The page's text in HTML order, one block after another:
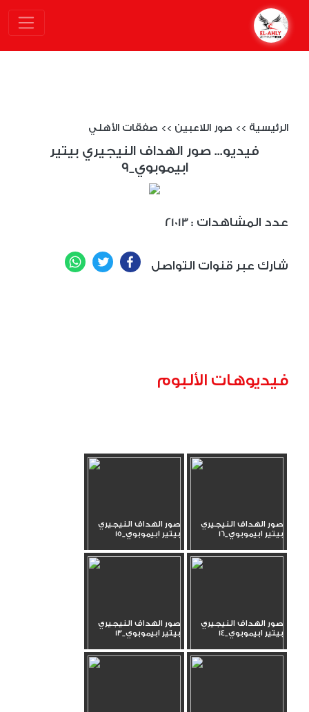
الرئيسية >> صور اللاعبين >> صفقات الأهلي
فيديو... صور الهداف النيجيري بيتير
ابيموبوي_9
21013 : عدد المشاهدات
شارك عبر قنوات التواصل Facebook
Twitter
فيديوهات الألبوم
صور الهداف النيجيري
بيتير ابيموبوي_16
صور الهداف النيجيري
بيتير ابيموبوي_15
صور الهداف النيجيري
بيتير ابيموبوي_14
صور الهداف النيجيري
بيتير ابيموبوي_13